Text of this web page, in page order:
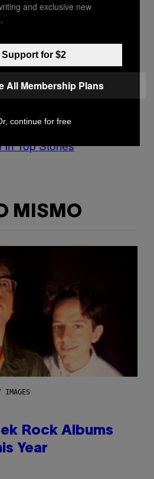
Capitólio
toma de
Top Stories
MISMO
IMAGES
Rock Albums
Year
and exclusive new
Support for $2
All Membership Plans
continue for free